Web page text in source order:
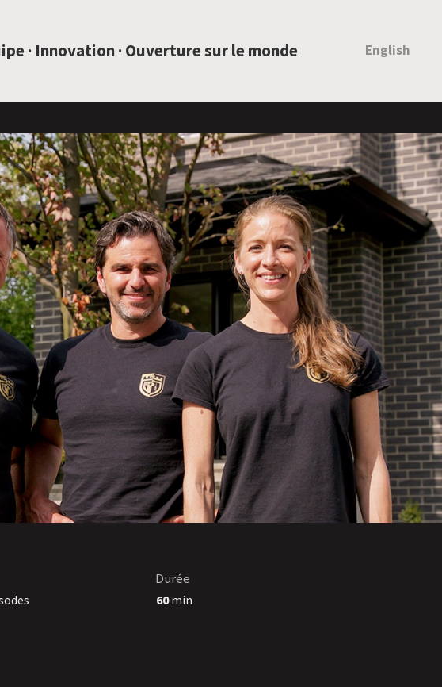
· Innovation · Ouverture sur le monde English
Durée
60min